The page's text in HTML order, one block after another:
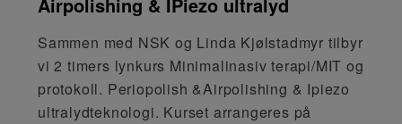
Airpolishing & IPiezo ultralyd
Sammen med NSK og Linda Kjølstadmyr tilbyr
vi 2 timers lynkurs Minimalinasiv terapi/MIT og
protokoll. Periopolish &Airpolishing & Ipiezo
ultralydteknologi. Kurset arrangeres på